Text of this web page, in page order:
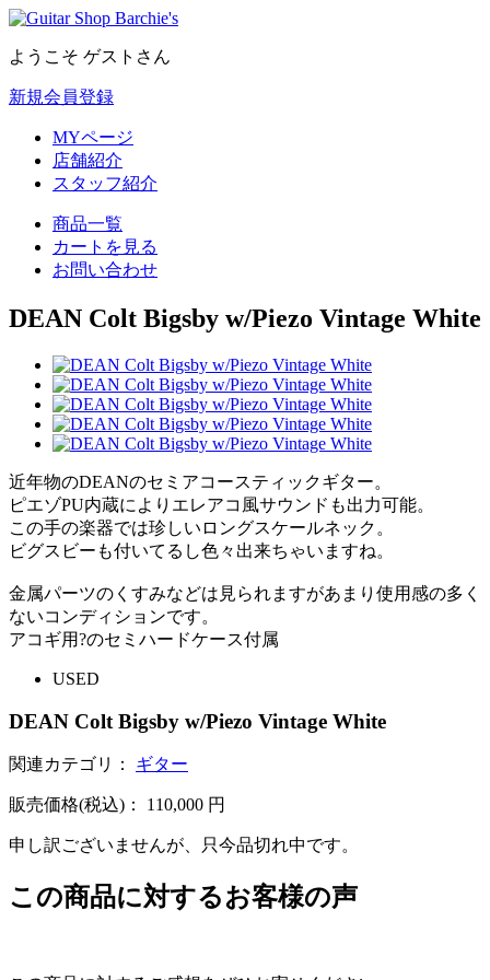
ようこそ ゲストさん
新規会員登録
MYページ
店舗紹介
スタッフ紹介
商品一覧
カートを見る
お問い合わせ
DEAN Colt Bigsby w/Piezo Vintage White
近年物のDEANのセミアコースティックギター。
ピエゾPU内蔵によりエレアコ風サウンドも出力可能。
この手の楽器では珍しいロングスケールネック。
ビグスビーも付いてるし色々出来ちゃいますね。
金属パーツのくすみなどは見られますがあまり使用感の多く
ないコンディションです。
アコギ用?のセミハードケース付属
USED
DEAN Colt Bigsby w/Piezo Vintage White
関連カテゴリ： ギター
販売価格(税込)： 110,000 円
申し訳ございませんが、只今品切れ中です。
この商品に対するお客様の声